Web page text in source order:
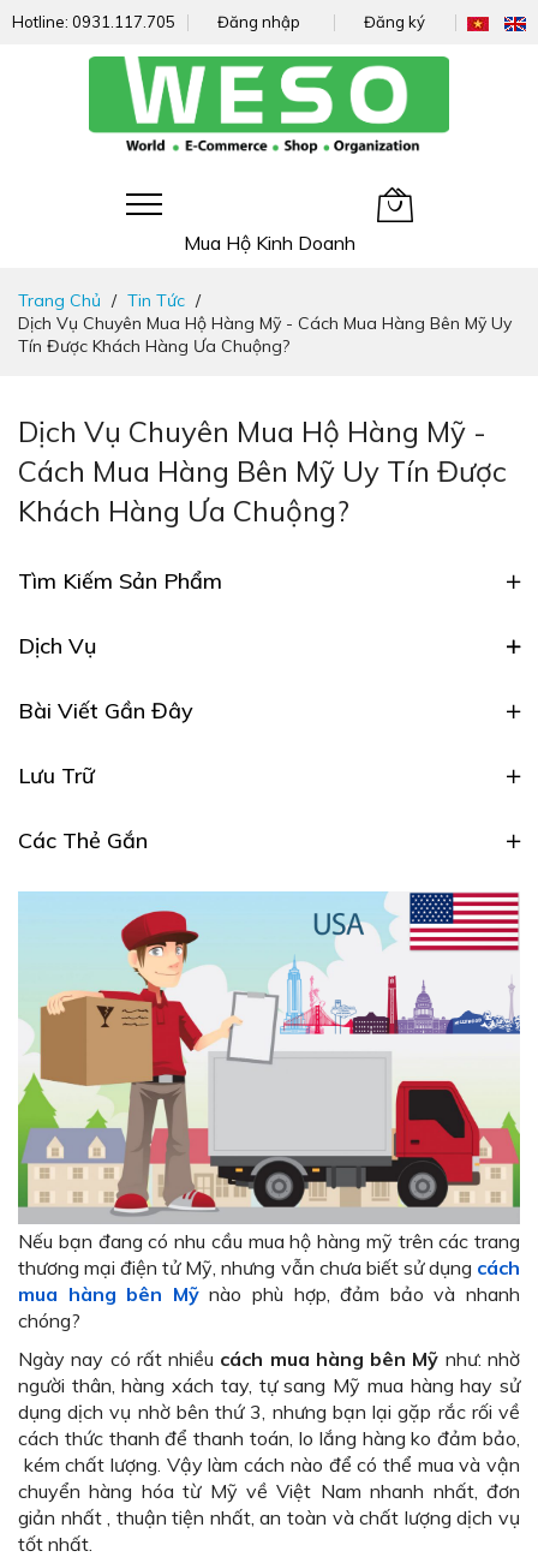
Hotline: 0931.117.705 Đăng nhập Đăng ký
Mua Hộ Kinh Doanh
nhanh
đến
nội
Trang Chủ
Tin Tức
Dịch Vụ Chuyên Mua Hộ Hàng Mỹ - Cách Mua Hàng Bên Mỹ Uy
Tín Được Khách Hàng Ưa Chuộng?
Dịch Vụ Chuyên Mua Hộ Hàng Mỹ -
Cách Mua Hàng Bên Mỹ Uy Tín Được
Khách Hàng Ưa Chuộng?
Nếu bạn đang có nhu cầu mua hộ hàng mỹ trên các trang
thương mại điện tử Mỹ, nhưng vẫn chưa biết sử dụng cách
mua hàng bên Mỹnào phù hợp, đảm bảo và nhanh
chóng?
Ngày nay có rất nhiều cách mua hàng bên Mỹ như: nhờ
người thân, hàng xách tay, tự sang Mỹ mua hàng hay sử
dụng dịch vụ nhờ bên thứ 3, nhưng bạn lại gặp rắc rối về
cách thức thanh để thanh toán, lo lắng hàng ko đảm bảo,
kém chất lượng. Vậy làm cách nào để có thể mua và vận
chuyển hàng hóa từ Mỹ về Việt Nam nhanh nhất, đơn
giản nhất , thuận tiện nhất, an toàn và chất lượng dịch vụ
tốt nhất.
Tìm Kiếm Sản Phẩm
Dịch Vụ
Bài Viết Gần Đây
Lưu Trữ
Các Thẻ Gắn